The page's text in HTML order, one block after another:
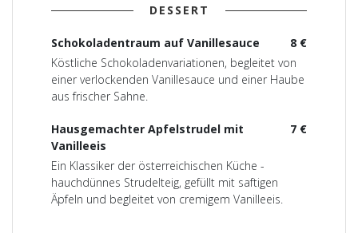
DESSERT
8 €
Schokoladentraum auf Vanillesauce
Köstliche Schokoladenvariationen, begleitet von
einer verlockenden Vanillesauce und einer Haube
aus frischer Sahne.
7 €
Hausgemachter Apfelstrudel mit
Vanilleeis
Ein Klassiker der österreichischen Küche -
hauchdünnes Strudelteig, gefüllt mit saftigen
Äpfeln und begleitet von cremigem Vanilleeis.